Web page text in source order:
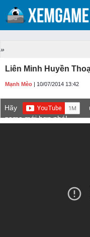
»
Liên Minh Huyền
Mạnh Mèo | 10/07/2014 13:42
Hãy
game mới hơn nhé!